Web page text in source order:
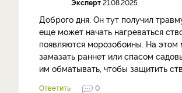
Эксперт21.08.2025
Доброго дня. Он тут получил
еще может начать нагреваться
появляются морозобоины. На
замазать раннет или спасом
им обматывать, чтобы защитить
Ответить 0